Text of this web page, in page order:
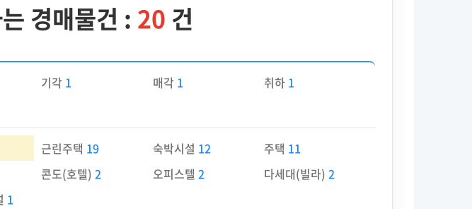
경매물건 : 20 건
기각 1 매각 1 취하 1
근린주택 19 숙박시설 12 주택 11
콘도(호텔)2 오피스텔 2 다세대(빌라) 2
1